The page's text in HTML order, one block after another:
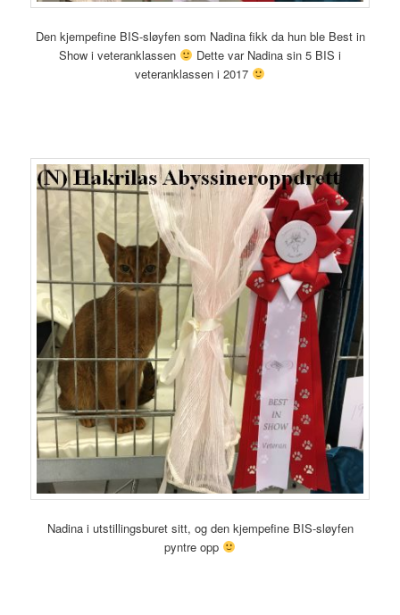
Den kjempefine BIS-sløyfen som Nadina fikk da hun ble Best in
Show i veteranklassen
Dette var Nadina sin 5 BIS i
veteranklassen i 2017
Nadina i utstillingsburet sitt, og den kjempefine BIS-sløyfen
pyntre opp